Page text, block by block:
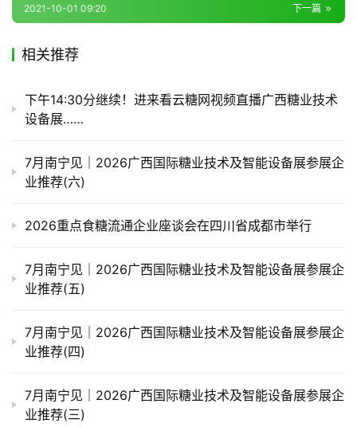
下一篇
2021-10-01 09:20
相关推荐
下午14:30分继续！进来看云糖网视频直播广西糖业技术
设备展……
7月南宁见｜2026广西国际糖业技术及智能设备展参展企
业推荐(六)
2026重点食糖流通企业座谈会在四川省成都市举行
7月南宁见｜2026广西国际糖业技术及智能设备展参展企
业推荐(五)
7月南宁见｜2026广西国际糖业技术及智能设备展参展企
业推荐(四)
7月南宁见｜2026广西国际糖业技术及智能设备展参展企
业推荐(三)